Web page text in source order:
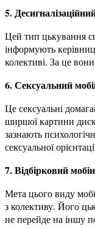
5.
Цей тип цькування
інформують
колективі. За це
6. Сексуальний
Це сексуальні
ширшої картини
зазнають
сексуальної
7. Відбірковий
Мета цього виду
з колективу. Його
не перейде на іншу